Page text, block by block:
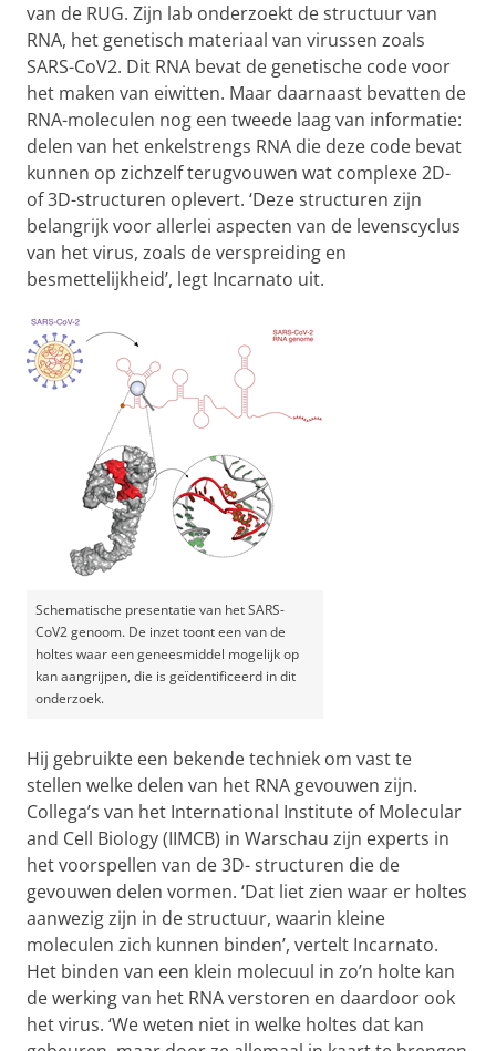
van de RUG. Zijn lab onderzoekt de structuur van
RNA, het genetisch materiaal van virussen zoals
SARS-CoV2. Dit RNA bevat de genetische code voor
het maken van eiwitten. Maar daarnaast bevatten de
RNA-moleculen nog een tweede laag van informatie:
delen van het enkelstrengs RNA die deze code bevat
kunnen op zichzelf terugvouwen wat complexe 2D-
of 3D-structuren oplevert. ‘Deze structuren zijn
belangrijk voor allerlei aspecten van de levenscyclus
van het virus, zoals de verspreiding en
besmettelijkheid’, legt Incarnato uit.
Schematische presentatie van het SARS-
CoV2 genoom. De inzet toont een van de
holtes waar een geneesmiddel mogelijk op
kan aangrijpen, die is geïdentificeerd in dit
onderzoek.
Hij gebruikte een bekende techniek om vast te
stellen welke delen van het RNA gevouwen zijn.
Collega’s van het International Institute of Molecular
and Cell Biology (IIMCB) in Warschau zijn experts in
het voorspellen van de 3D- structuren die de
gevouwen delen vormen. ‘Dat liet zien waar er holtes
aanwezig zijn in de structuur, waarin kleine
moleculen zich kunnen binden’, vertelt Incarnato.
Het binden van een klein molecuul in zo’n holte kan
de werking van het RNA verstoren en daardoor ook
het virus. ‘We weten niet in welke holtes dat kan